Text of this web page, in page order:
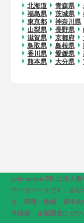
北海道 青森県
福島県
茨城県
東京都
神奈川県
山梨県
長野県
滋賀県
京都府
鳥取県
島根県
香川県
愛媛県
熊本県
大分県
grip space DB は法人番
データベースです。会
き、業種・地域・資本
号検索・企業調査にぜひ